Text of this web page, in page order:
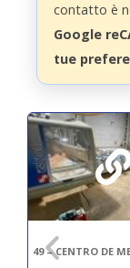
contatto è
Google
tue
49 – CENTRO DE